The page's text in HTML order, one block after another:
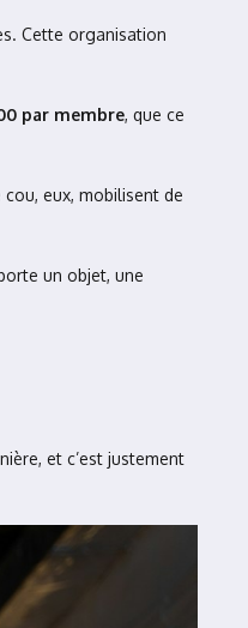
Cette organisation
par membre, que ce
eux, mobilisent de
un objet, une
et c’est justement